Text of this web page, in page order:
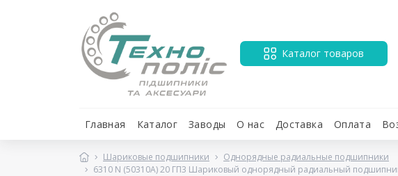
Каталог товаров
Главная Каталог Заводы О нас Доставка Оплата
Шариковые подшипники
Однорядные радиальные подшипники
6310 N (50310А) 20 ГП3 Шариковый однорядный радиальный